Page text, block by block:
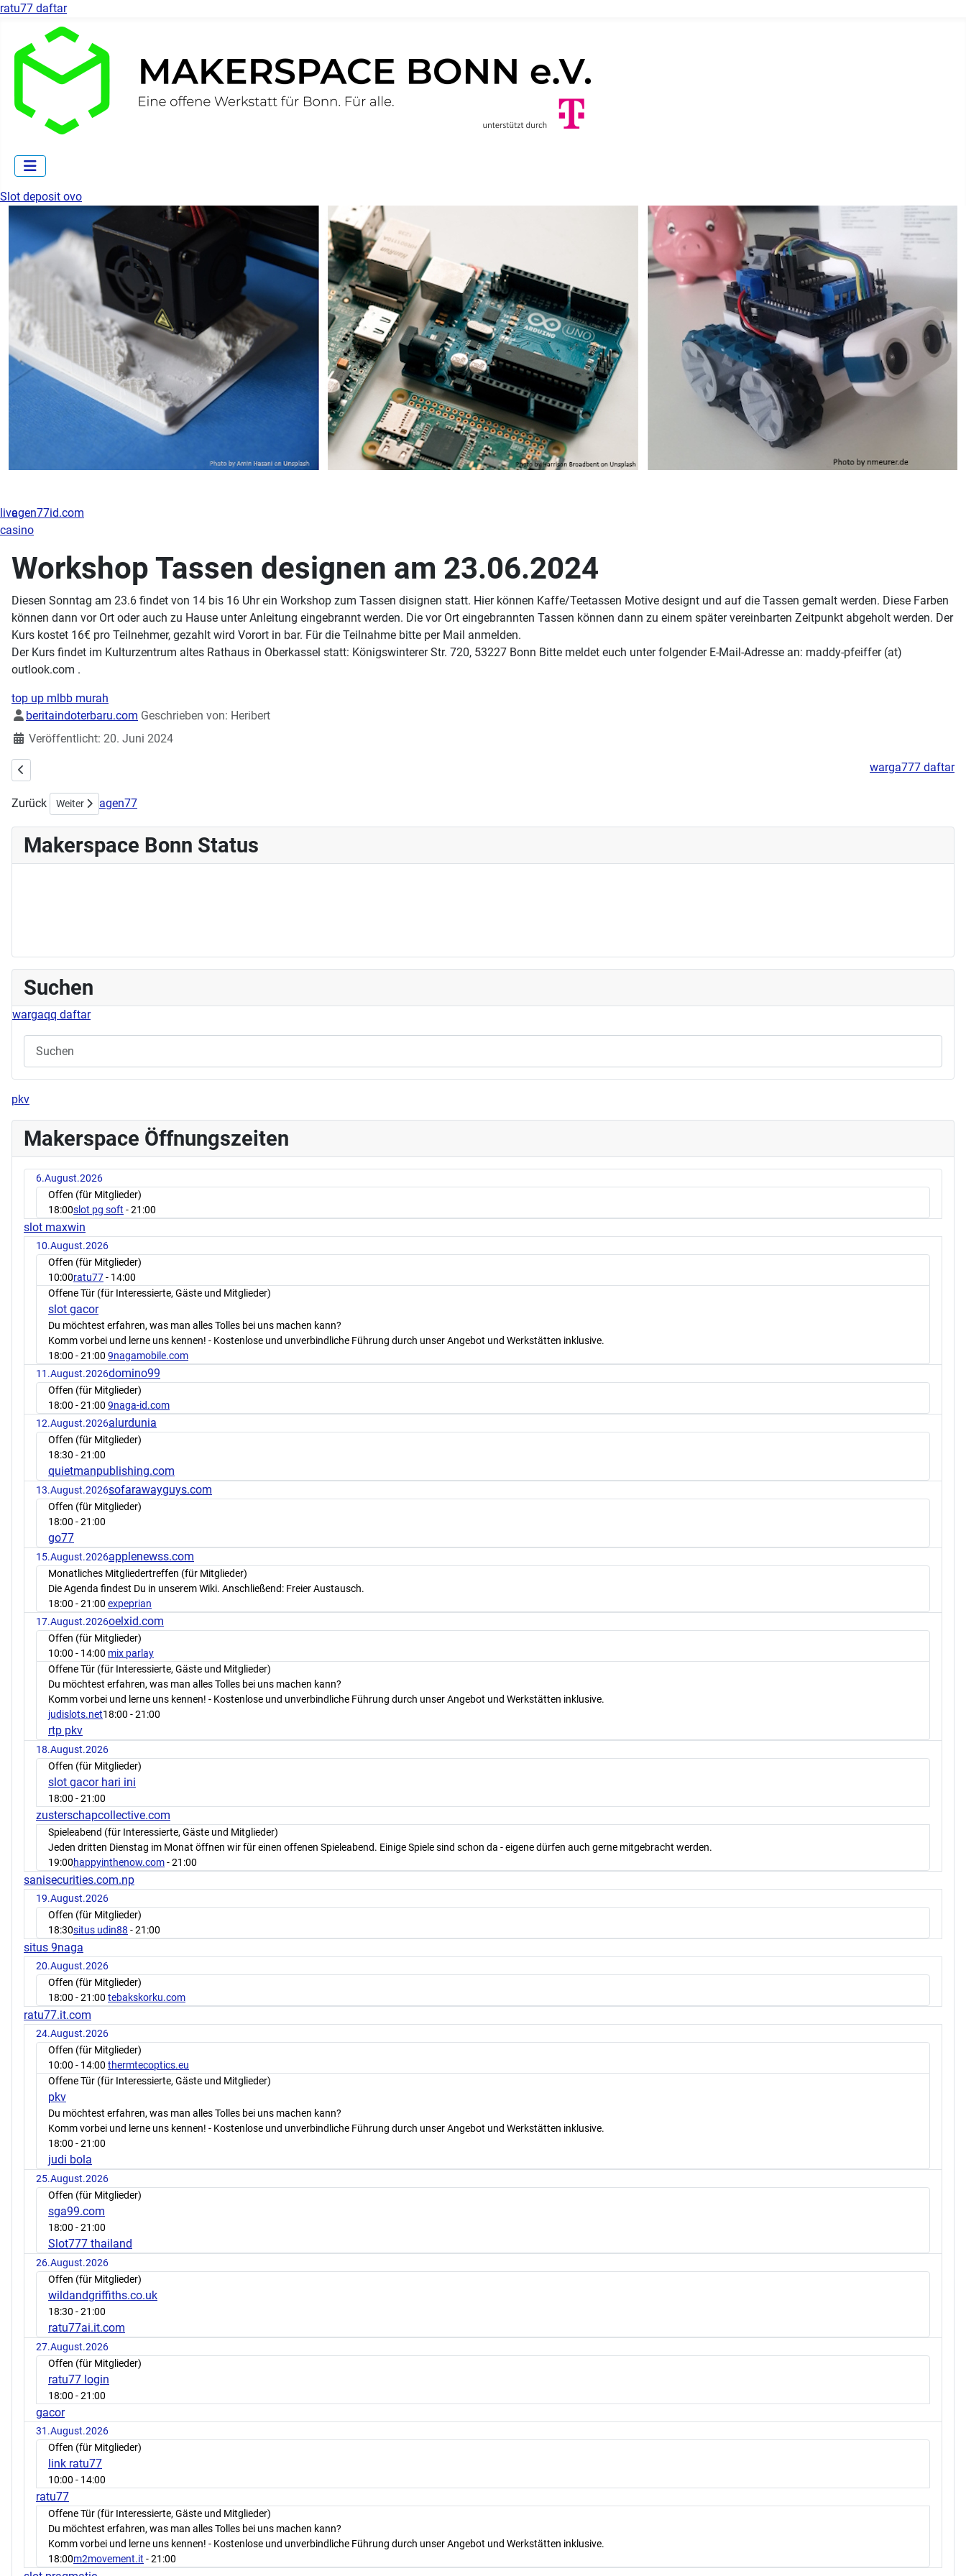
ratu77 daftar
Slot deposit ovo
live
casino
Workshop Tassen designen am 23.06.2024
Diesen Sonntag am 23.6 findet von 14 bis 16 Uhr ein Workshop zum Tassen disignen statt. Hier können Kaffe/Teetassen Motive designt und auf die Tassen gemalt werden. Diese Farben
können dann vor Ort oder auch zu Hause unter Anleitung eingebrannt werden. Die vor Ort eingebrannten Tassen können dann zu einem später vereinbarten Zeitpunkt abgeholt werden. Der
Kurs kostet 16€ pro Teilnehmer, gezahlt wird Vorort in bar. Für die Teilnahme bitte per Mail anmelden.
Der Kurs findet im Kulturzentrum altes Rathaus in Oberkassel statt: Königswinterer Str. 720, 53227 Bonn Bitte meldet euch unter folgender E-Mail-Adresse an: maddy-pfeiffer (at)
outlook.com .
top up mlbb murah
Details
beritaindoterbaru.com Geschrieben von: Heribert
Veröffentlicht: 20. Juni 2024
Vorheriger Beitrag: Workshop Schmuck und Patches am 23.06.2024 warga777 daftar
Zurück Nächster Beitrag: Stick- & Nähworkshop am 02.06.2024
Weiter agen77
agen77id.com
Makerspace Bonn Status
Suchen
wargaqq daftar
pkv
Makerspace Öffnungszeiten
6.August.2026
Offen (für Mitglieder)
18:00slot pg soft - 21:00
slot maxwin
10.August.2026
Offen (für Mitglieder)
10:00ratu77- 14:00
Offene Tür (für Interessierte, Gäste und Mitglieder)
slot gacor
Du möchtest erfahren, was man alles Tolles bei uns machen kann?
Komm vorbei und lerne uns kennen! - Kostenlose und unverbindliche Führung durch unser Angebot und Werkstätten inklusive.
18:00 - 21:00 9nagamobile.com
11.August.2026domino99
Offen (für Mitglieder)
18:00 - 21:00 9naga-id.com
12.August.2026alurdunia
Offen (für Mitglieder)
18:30 - 21:00
quietmanpublishing.com
13.August.2026sofarawayguys.com
Offen (für Mitglieder)
18:00 - 21:00
go77
15.August.2026applenewss.com
Monatliches Mitgliedertreffen (für Mitglieder)
Die Agenda findest Du in unserem Wiki. Anschließend: Freier Austausch.
18:00 - 21:00 expeprian
17.August.2026oelxid.com
Offen (für Mitglieder)
10:00 - 14:00 mix parlay
Offene Tür (für Interessierte, Gäste und Mitglieder)
Du möchtest erfahren, was man alles Tolles bei uns machen kann?
Komm vorbei und lerne uns kennen! - Kostenlose und unverbindliche Führung durch unser Angebot und Werkstätten inklusive.
judislots.net18:00 - 21:00
rtp pkv
18.August.2026
Offen (für Mitglieder)
slot gacor hari ini
18:00 - 21:00
zusterschapcollective.com
Spieleabend (für Interessierte, Gäste und Mitglieder)
Jeden dritten Dienstag im Monat öffnen wir für einen offenen Spieleabend. Einige Spiele sind schon da - eigene dürfen auch gerne mitgebracht werden.
19:00happyinthenow.com- 21:00
sanisecurities.com.np
19.August.2026
Offen (für Mitglieder)
18:30situs udin88 - 21:00
situs 9naga
20.August.2026
Offen (für Mitglieder)
18:00 - 21:00 tebakskorku.com
ratu77.it.com
24.August.2026
Offen (für Mitglieder)
10:00 - 14:00 thermtecoptics.eu
Offene Tür (für Interessierte, Gäste und Mitglieder)
pkv
Du möchtest erfahren, was man alles Tolles bei uns machen kann?
Komm vorbei und lerne uns kennen! - Kostenlose und unverbindliche Führung durch unser Angebot und Werkstätten inklusive.
18:00 - 21:00
judi bola
25.August.2026
Offen (für Mitglieder)
sga99.com
18:00 - 21:00
Slot777 thailand
26.August.2026
Offen (für Mitglieder)
wildandgriffiths.co.uk
18:30 - 21:00
ratu77ai.it.com
27.August.2026
Offen (für Mitglieder)
ratu77 login
18:00 - 21:00
gacor
31.August.2026
Offen (für Mitglieder)
link ratu77
10:00 - 14:00
ratu77
Offene Tür (für Interessierte, Gäste und Mitglieder)
Du möchtest erfahren, was man alles Tolles bei uns machen kann?
Komm vorbei und lerne uns kennen! - Kostenlose und unverbindliche Führung durch unser Angebot und Werkstätten inklusive.
18:00m2movement.it - 21:00